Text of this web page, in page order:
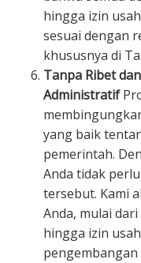
hingga izin
sesuai dengan
khususnya di
Tanpa Ribet
Administratif
yang baik
pemerintah.
Anda tidak
tersebut. Kami
Anda, mulai
hingga izin